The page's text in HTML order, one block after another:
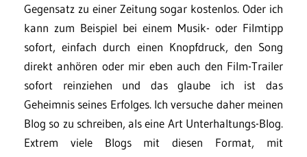
Gegensatz zu einer Zeitung sogar kostenlos. Oder ich
kann zum Beispiel bei einem Musik- oder Filmtipp
sofort, einfach durch einen Knopfdruck, den Song
direkt anhören oder mir eben auch den Film-Trailer
sofort reinziehen und das glaube ich ist das
Geheimnis seines Erfolges. Ich versuche daher meinen
Blog so zu schreiben, als eine Art Unterhaltungs-Blog.
Extrem viele Blogs mit diesen Format, mit